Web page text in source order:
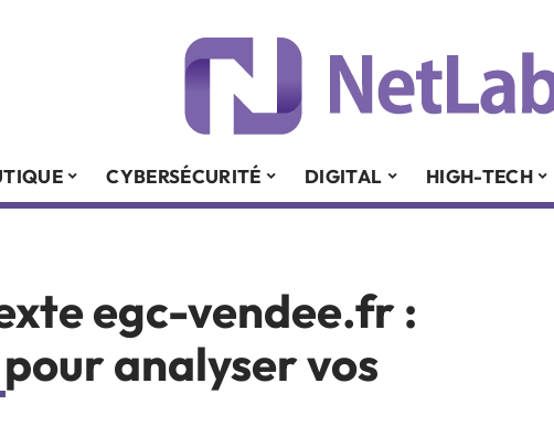
CYBERSÉCURITÉ DIGITAL HIGH-TECH
egc-vendee.fr :
analyser vos